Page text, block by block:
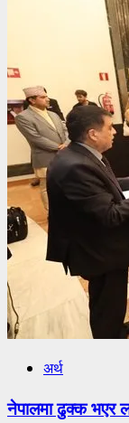
अर्थ
नेपालमा ढुक्क भएर